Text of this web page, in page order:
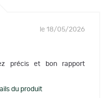
le 18/05/2026
précis et bon rapport
du produit